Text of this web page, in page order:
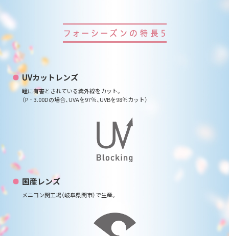
UVカットレンズ
瞳に有害とされている紫外線をカット。
（P‐3.00Dの場合、UVAを97％、UVBを98％カット）
国産レンズ
メニコン関工場（岐阜県関市）で生産。